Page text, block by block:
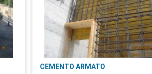
CEMENTO ARMATO